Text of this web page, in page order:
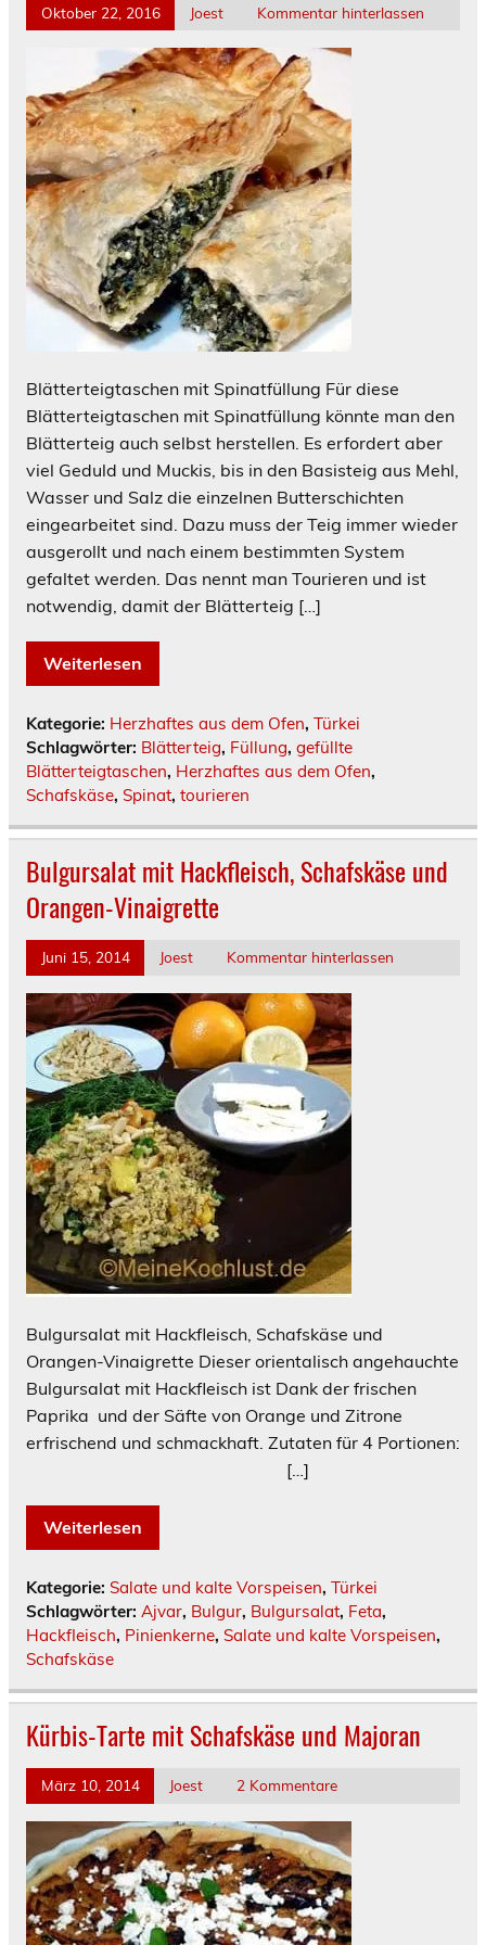
Oktober 22, 2016 Joest Kommentar hinterlassen
Blätterteigtaschen mit Spinatfüllung Für diese
Blätterteigtaschen mit Spinatfüllung könnte man den
Blätterteig auch selbst herstellen. Es erfordert aber
viel Geduld und Muckis, bis in den Basisteig aus Mehl,
Wasser und Salz die einzelnen Butterschichten
eingearbeitet sind. Dazu muss der Teig immer wieder
ausgerollt und nach einem bestimmten System
gefaltet werden. Das nennt man Tourieren und ist
notwendig, damit der Blätterteig […]
Weiterlesen
Kategorie: Herzhaftes aus dem Ofen, Türkei
Schlagwörter: Blätterteig, Füllung, gefüllte
Blätterteigtaschen, Herzhaftes aus dem Ofen,
Schafskäse, Spinat, tourieren
Bulgursalat mit Hackfleisch, Schafskäse und
Orangen-Vinaigrette
Juni 15, 2014 Joest Kommentar hinterlassen
Bulgursalat mit Hackfleisch, Schafskäse und
Orangen-Vinaigrette Dieser orientalisch angehauchte
Bulgursalat mit Hackfleisch ist Dank der frischen
Paprika und der Säfte von Orange und Zitrone
erfrischend und schmackhaft. Zutaten für 4 Portionen:
[…]
Weiterlesen
Kategorie: Salate und kalte Vorspeisen, Türkei
Schlagwörter: Ajvar, Bulgur, Bulgursalat, Feta,
Hackfleisch, Pinienkerne, Salate und kalte Vorspeisen,
Schafskäse
Kürbis-Tarte mit Schafskäse und Majoran
März 10, 2014 Joest 2 Kommentare